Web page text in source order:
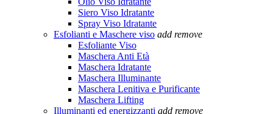
Siero Viso Idratante
Spray Viso Idratante
Esfolianti e Maschere viso add remove
Esfoliante Viso
Maschera Anti Età
Maschera Idratante
Maschera Illuminante
Maschera Lenitiva e Purificante
Maschera Lifting
Illuminanti ed energizzanti add remove